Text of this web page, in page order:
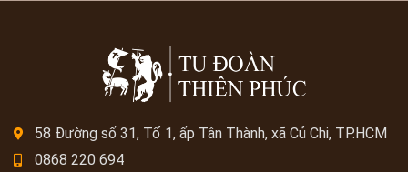
58 Đường số 31, Tổ 1, ấp Tân Thành, xã Củ Chi, TP.HCM
0868 220 694